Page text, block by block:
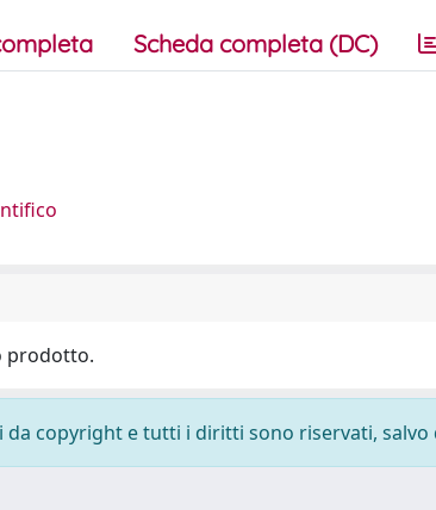
Scheda completa (DC)
prodotto.
copyright e tutti i diritti sono riservati, salvo